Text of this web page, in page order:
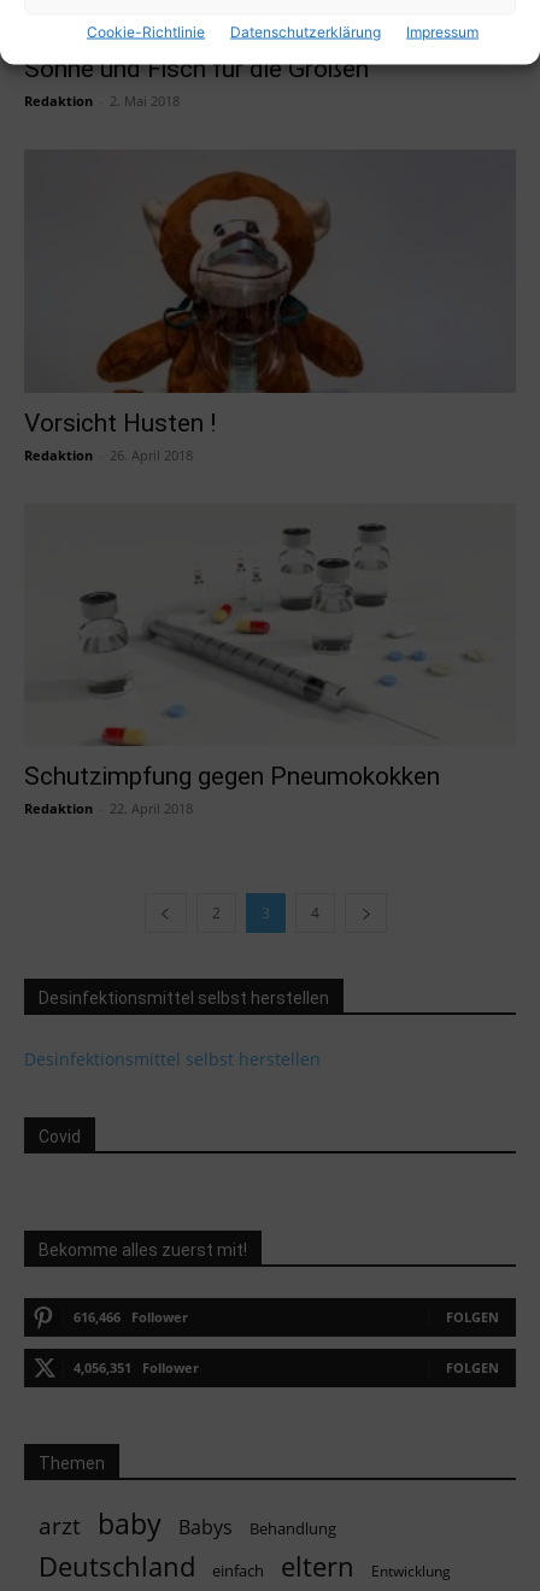
Cookie-Richtlinie Datenschutzerklärung Impressum
Sonne und Fisch für die Großen
Redaktion 2. Mai 2018
Vorsicht Husten !
Redaktion 26. April 2018
Schutzimpfung gegen Pneumokokken
Redaktion 22. April 2018
2 3 4
Desinfektionsmittel selbst herstellen
Desinfektionsmittel selbst herstellen
Covid
Bekomme alles zuerst mit!
616,466 Follower FOLGEN
4,056,351 Follower FOLGEN
Themen
arzt baby Babys Behandlung
Deutschland einfach eltern Entwicklung